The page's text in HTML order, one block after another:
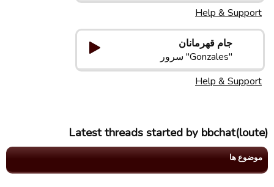
Help & Support
جام قهرمانان
"Gonzales" سرور
Help & Support
Latest threads started by bbchat(loute)
موضوع ها